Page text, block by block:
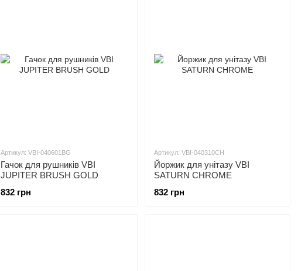
Артикул: VBI-040601BG
Гачок для рушників VBI
JUPITER BRUSH GOLD
832 грн
Артикул: VBI-040310CH
Йоржик для унітазу VBI
SATURN CHROME
832 грн